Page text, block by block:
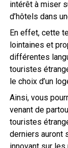
intérêt à miser
d’hôtels dans
En effet, cette
lointaines et
différentes
touristes
le choix d’un
Ainsi, vous
venant de
touristes
derniers auront